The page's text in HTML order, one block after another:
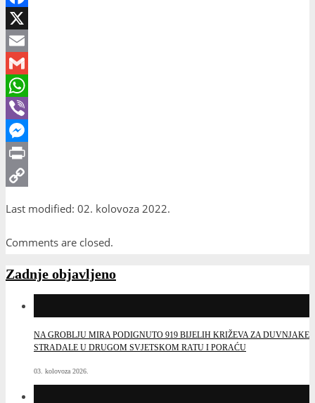
Facebook
X
Email
Gmail
WhatsApp
Viber
Messenger
Print
Last modified: 02. kolovoza 2022.
Comments are closed.
Zadnje objavljeno
NA GROBLJU MIRA PODIGNUTO 919 BIJELIH KRIŽEVA ZA DUVNJAKE
STRADALE U DRUGOM SVJETSKOM RATU I PORAĆU
03. kolovoza 2026.